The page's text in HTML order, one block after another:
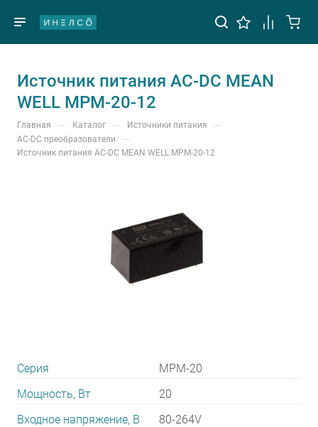
Источник питания AC-DC MEAN
WELL MPM-20-12
Главная — Каталог — Источники питания —
AC-DC преобразователи —
Источник питания AC-DC MEAN WELL MPM-20-12
Серия
MPM-20
Мощность, Вт
20
Входное напряжение, В
80-264V